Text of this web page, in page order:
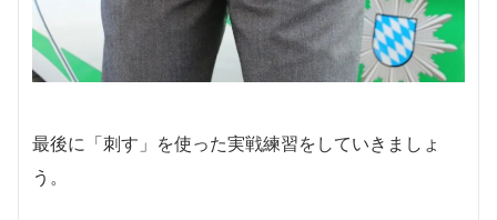
最後に「刺す」を使った実戦練習をしていきましょ
う。